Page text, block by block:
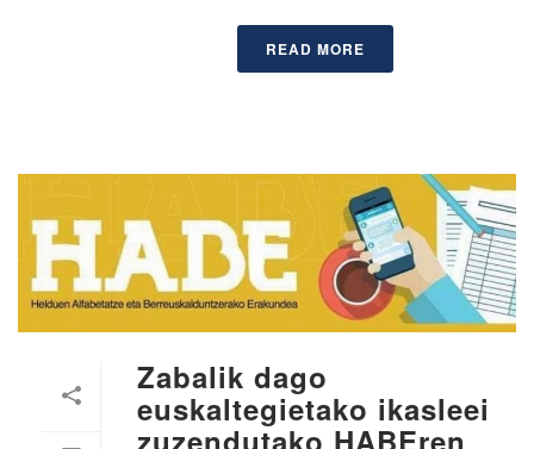
READ MORE
Zabalik dago
euskaltegietako ikasleei
zuzendutako HABEren